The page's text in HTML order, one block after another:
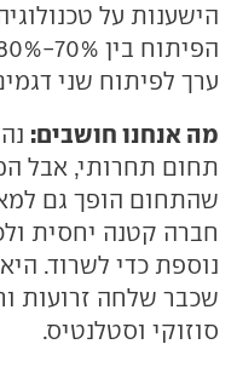
הישענות על
ערך לפיתוח שני
מה אנחנו חושבים:
תחום תחרותי, אבל
שהתחום הופך גם
חברה קטנה יחסית
נוספת כדי לשרוד.
שכבר שלחה זרועות
סוזוקי וסטלנטיס.